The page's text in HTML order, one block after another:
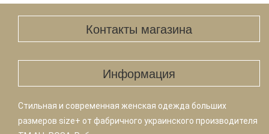
Контакты магазина
Информация
Стильная и современная женская одежда больших
размеров size+ от фабричного украинского производителя